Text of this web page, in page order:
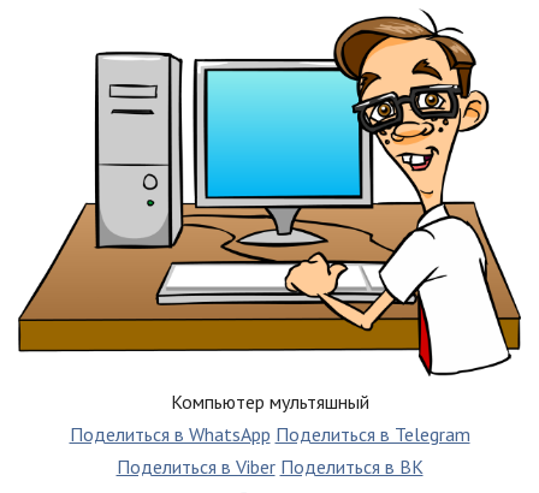
Компьютер мультяшный
Поделиться в WhatsApp Поделиться в Telegram
Поделиться в Viber Поделиться в ВК